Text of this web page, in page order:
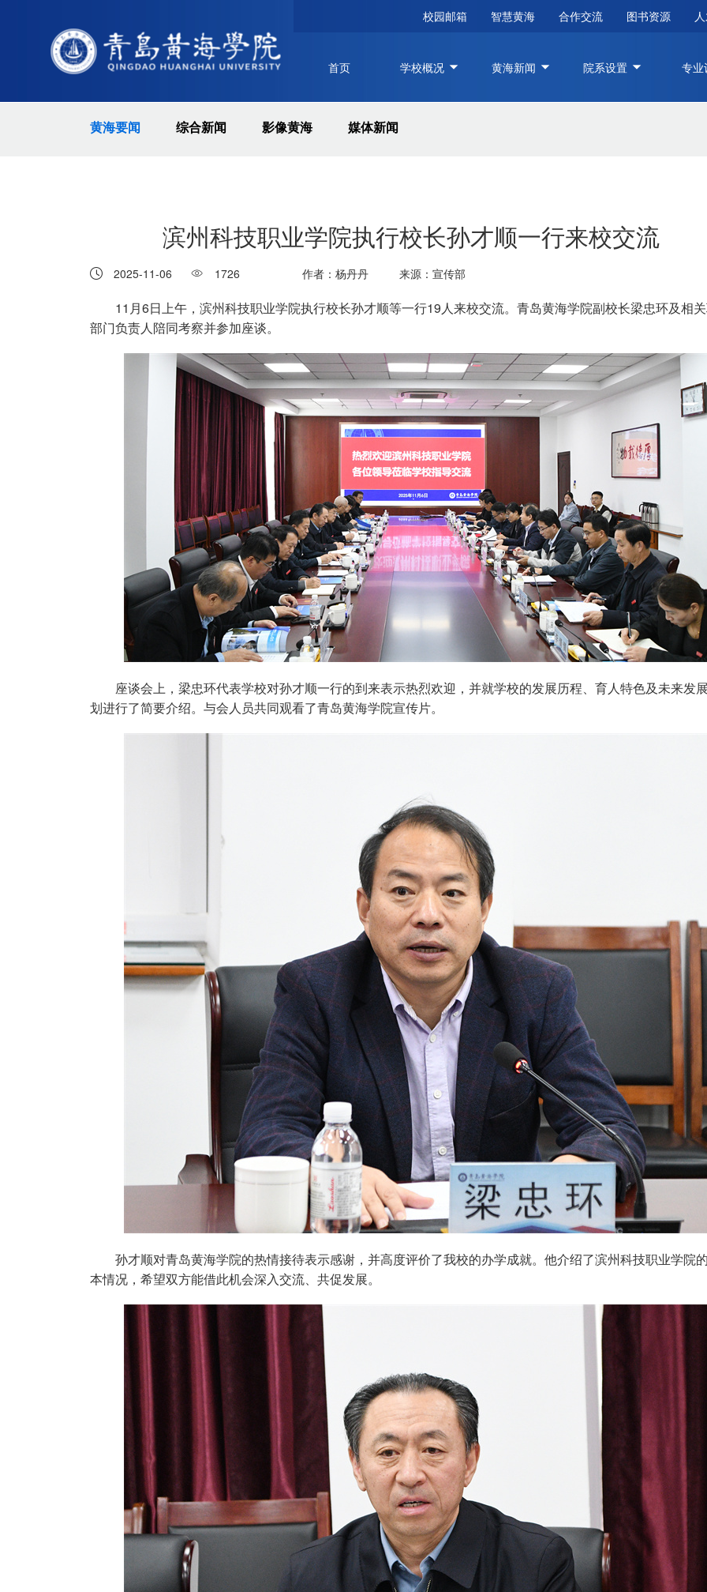
校园邮箱 智慧黄海 合作交流 图书资源
首页 学校概况 黄海新闻 院系设置 专
黄海要闻 综合新闻 影像黄海 媒体新闻
滨州科技职业学院执行校长孙才顺一行来校交流
2025-11-06 1726 作者：杨丹丹 来源：宣传部
11月6日上午，滨州科技职业学院执行校长孙才顺等一行19人来校交流。青岛黄海学院副校长梁忠环及相
部门负责人陪同考察并参加座谈。
座谈会上，梁忠环代表学校对孙才顺一行的到来表示热烈欢迎，并就学校的发展历程、育人特色及未来发
划进行了简要介绍。与会人员共同观看了青岛黄海学院宣传片。
孙才顺对青岛黄海学院的热情接待表示感谢，并高度评价了我校的办学成就。他介绍了滨州科技职业学院
本情况，希望双方能借此机会深入交流、共促发展。
八一建军节||黄海学院慰问进军
营，共叙鱼水情
入职培训开班仪式